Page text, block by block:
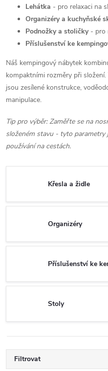
Lehátka - pro relaxaci na
Organizéry a kuchyňské
Podnožky a stoličky- pro
Příslušenství ke
Náš kempingový nábytek
kompaktními rozměry při
jsou zesílené konstrukce,
manipulace.
Tip pro výběr: Zaměřte se na
složeném stavu - tyto parametry
používání na cestách.
Křesla a židle
Organizéry
Příslušenství ke
Stoly
Filtrovat